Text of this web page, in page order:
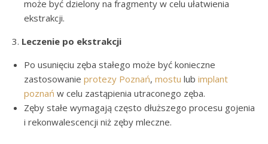
może być dzielony na fragmenty w celu ułatwienia
ekstrakcji.
3. Leczenie po ekstrakcji
Po usunięciu zęba stałego może być konieczne
zastosowanie protezy Poznań, mostu lub implant
poznań w celu zastąpienia utraconego zęba.
Zęby stałe wymagają często dłuższego procesu gojenia
i rekonwalescencji niż zęby mleczne.